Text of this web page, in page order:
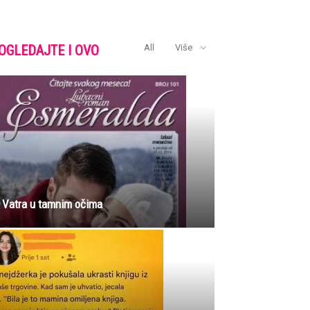
I OVO All Više
Vatra u tamnim očima